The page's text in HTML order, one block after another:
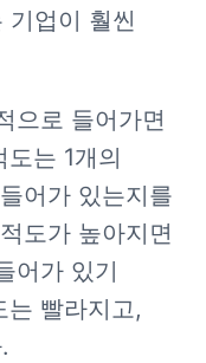
기업이 훨씬
으로 들어가면
는 1개의
어가 있는지를
도가 높아지면
어가 있기
는 빨라지고,